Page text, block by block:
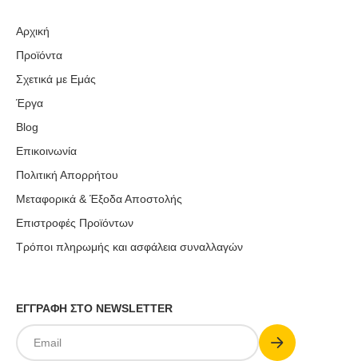
Αρχική
Προϊόντα
Σχετικά με Εμάς
Έργα
Blog
Επικοινωνία
Πολιτική Απορρήτου
Μεταφορικά & Έξοδα Αποστολής
Επιστροφές Προϊόντων
Τρόποι πληρωμής και ασφάλεια συναλλαγών
ΕΓΓΡΑΦΗ ΣΤΟ NEWSLETTER
Email
Submit